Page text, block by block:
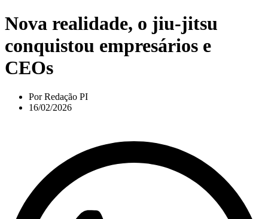
Nova realidade, o jiu-jitsu
conquistou empresários e
CEOs
PorRedação PI
16/02/2026